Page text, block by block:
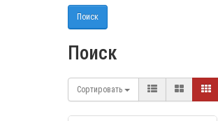
Поиск
Сортировать